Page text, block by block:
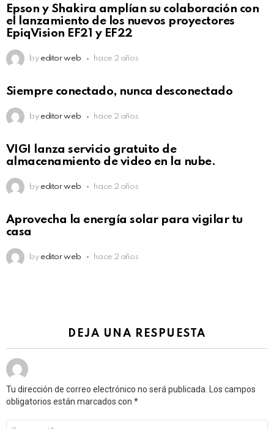
Epson y Shakira amplían su colaboración con
el lanzamiento de los nuevos proyectores
EpiqVision EF21 y EF22
by editor web hace 2 años
Siempre conectado, nunca desconectado
by editor web hace 2 años
VIGI lanza servicio gratuito de
almacenamiento de video en la nube.
by editor web hace 2 años
Aprovecha la energía solar para vigilar tu
casa
by editor web hace 2 años
DEJA UNA RESPUESTA
Tu dirección de correo electrónico no será publicada.
Los campos
obligatorios están marcados con *